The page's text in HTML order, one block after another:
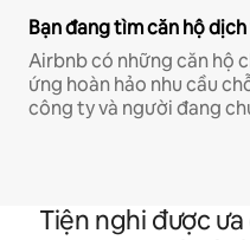
Bạn đang tìm căn hộ dịch
Airbnb có những căn hộ
ứng hoàn hảo nhu cầu
công ty và người đang
Tiện nghi được